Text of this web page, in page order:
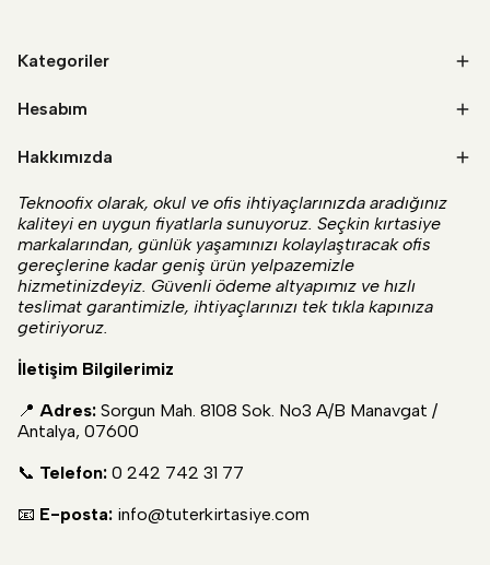
Kategoriler
Hesabım
Hakkımızda
Teknoofix olarak, okul ve ofis ihtiyaçlarınızda aradığınız
kaliteyi en uygun fiyatlarla sunuyoruz. Seçkin kırtasiye
markalarından, günlük yaşamınızı kolaylaştıracak ofis
gereçlerine kadar geniş ürün yelpazemizle
hizmetinizdeyiz. Güvenli ödeme altyapımız ve hızlı
teslimat garantimizle, ihtiyaçlarınızı tek tıkla kapınıza
getiriyoruz.
İletişim Bilgilerimiz
📍 Adres: Sorgun Mah. 8108 Sok. No3 A/B Manavgat /
Antalya, 07600
📞 Telefon: 0 242 742 31 77
📧 E-posta: info@tuterkirtasiye.com